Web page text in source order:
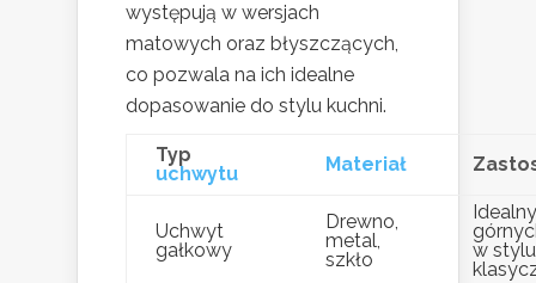
występują w wersjach
matowych oraz błyszczących,
co pozwala na ich idealne
dopasowanie do stylu kuchni.
Typ
uchwytu
Materiał
Uchwyt
gałkowy
Drewno,
metal,
szkło
w stylu